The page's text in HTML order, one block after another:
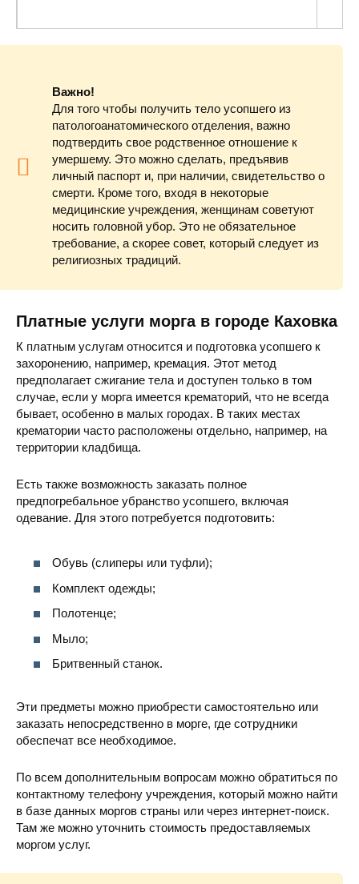
Каховская центральная районная больница (морг) ул.
Морг
Важно!
Для того чтобы получить тело усопшего из
патологоанатомического отделения, важно
подтвердить свое родственное отношение к
умершему. Это можно сделать, предъявив
личный паспорт и, при наличии, свидетельство о
смерти. Кроме того, входя в некоторые
медицинские учреждения, женщинам советуют
носить головной убор. Это не обязательное
требование, а скорее совет, который следует из
религиозных традиций.
Платные услуги морга в городе Каховка
К платным услугам относится и подготовка усопшего к
захоронению, например, кремация. Этот метод
предполагает сжигание тела и доступен только в том
случае, если у морга имеется крематорий, что не всегда
бывает, особенно в малых городах. В таких местах
крематории часто расположены отдельно, например, на
территории кладбища.
Есть также возможность заказать полное
предпогребальное убранство усопшего, включая
одевание. Для этого потребуется подготовить:
Обувь (слиперы или туфли);
Комплект одежды;
Полотенце;
Мыло;
Бритвенный станок.
Эти предметы можно приобрести самостоятельно или
заказать непосредственно в морге, где сотрудники
обеспечат все необходимое.
По всем дополнительным вопросам можно обратиться по
контактному телефону учреждения, который можно найти
в базе данных моргов страны или через интернет-поиск.
Там же можно уточнить стоимость предоставляемых
моргом услуг.